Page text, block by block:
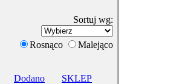
Sortuj wg:
Rosnąco Malejąco
Dodano SKLEP